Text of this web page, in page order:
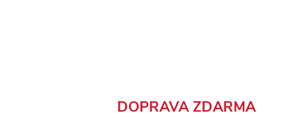
DOPRAVA ZDARMA